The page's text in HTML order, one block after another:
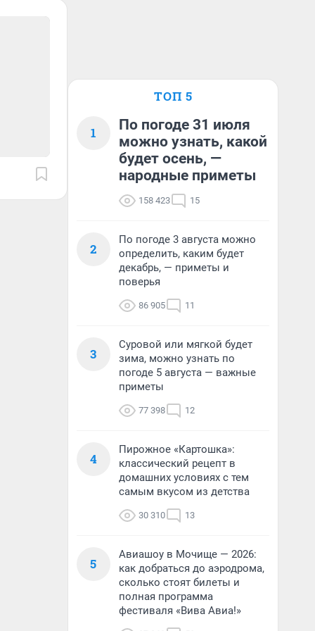
ТОП 5
1
По погоде 31 июля
можно узнать, какой
будет осень, —
народные приметы
158 423 15
2
По погоде 3 августа можно
определить, каким будет
декабрь, — приметы и
поверья
86 905 11
3
Суровой или мягкой будет
зима, можно узнать по
погоде 5 августа — важные
приметы
77 398 12
4
Пирожное «Картошка»:
классический рецепт в
домашних условиях с тем
самым вкусом из детства
30 310 13
5
Авиашоу в Мочище — 2026:
как добраться до аэродрома,
сколько стоят билеты и
полная программа
фестиваля «Вива Авиа!»